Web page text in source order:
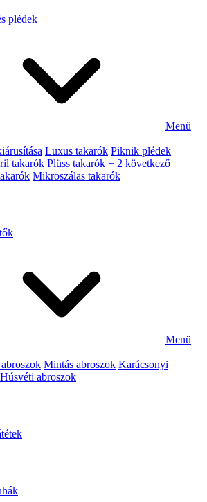
plédek
Menü
Luxus takarók Piknik plédek
takarók Plüss takarók + 2 következő
Mikroszálas takarók
Menü
Mintás abroszok Karácsonyi
Húsvéti abroszok